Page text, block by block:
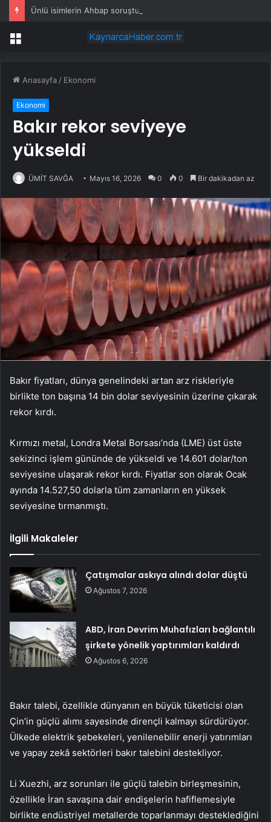
Menü
Anasayfa / Ekonomi
Ekonomi
Bakır rekor seviyeye
yükseldi
ÜMİT SAVĞA Mayıs 16, 2026 0 0 Bir dakikadan az
Bakır fiyatları, dünya genelindeki artan arz riskleriyle
birlikte ton başına 14 bin dolar seviyesinin üzerine çıkarak
rekor kırdı.
Kırmızı metal, Londra Metal Borsası’nda (LME) üst üste
sekizinci işlem gününde de yükseldi ve 14.601 dolar/ton
seviyesine ulaşarak rekor kırdı. Fiyatlar son olarak Ocak
ayında 14.527,50 dolarla tüm zamanların en yüksek
seviyesine tırmanmıştı.
İlgili Makaleler
Çatışmalar askıya alındı dolar düştü
Ağustos 7, 2026
ABD, İran Devrim Muhafızları bağlantılı
şirkete yönelik yaptırımları kaldırdı
Ağustos 6, 2026
Bakır talebi, özellikle dünyanın en büyük tüketicisi olan
Çin’in güçlü alımı sayesinde dirençli kalmayı sürdürüyor.
Ülkede elektrik şebekeleri, yenilenebilir enerji yatırımları
ve yapay zekâ sektörleri bakır talebini destekliyor.
Li Xuezhi, arz sorunları ile güçlü talebin birleşmesinin,
özellikle İran savaşına dair endişelerin hafiflemesiyle
birlikte endüstriyel metallerde toparlanmayı desteklediğini